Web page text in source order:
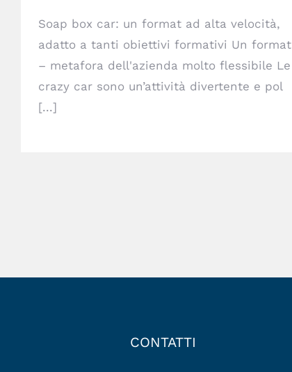
Soap box car: un format ad alta velocità,
adatto a tanti obiettivi formativi Un format
– metafora dell'azienda molto flessibile Le
crazy car sono un’attività divertente e pol
[...]
CONTATTI